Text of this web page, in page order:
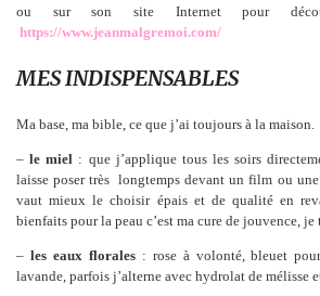
ou sur son site Internet pour
https://www.jeanmalgremoi.com/
MES INDISPENSABLES
Ma base, ma bible, ce que j’ai toujours à la maison.
–le miel : que j’applique tous les soirs
laisse poser très longtemps devant un film ou une
vaut mieux le choisir épais et de qualité en
bienfaits pour la peau c’est ma cure de jouvence, je
– les eaux florales: rose à volonté, bleuet
lavande, parfois j’alterne avec hydrolat de mélisse